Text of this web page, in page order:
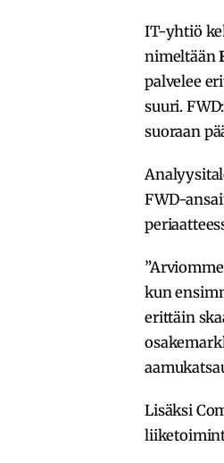
IT-yhtiö
nimeltään
palvelee
suuri.
suoraan
FWD-
kun
erittäin
Lisäksi